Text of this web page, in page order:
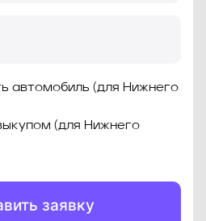
заявку
автомобиль (для Нижнего
(для Нижнего